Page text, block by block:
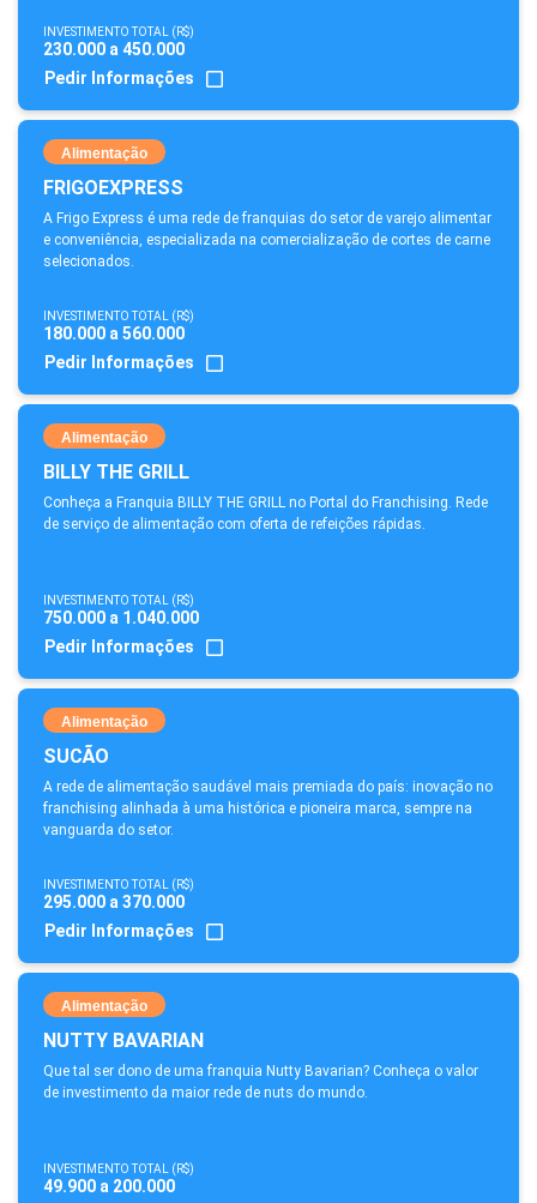
INVESTIMENTO TOTAL (R$)
230.000 a 450.000
Pedir Informações
Alimentação
FRIGOEXPRESS
A Frigo Express é uma rede de franquias do setor de varejo alimentar
e conveniência, especializada na comercialização de cortes de carne
selecionados.
INVESTIMENTO TOTAL (R$)
180.000 a 560.000
Pedir Informações
Alimentação
BILLY THE GRILL
Conheça a Franquia BILLY THE GRILL no Portal do Franchising. Rede
de serviço de alimentação com oferta de refeições rápidas.
INVESTIMENTO TOTAL (R$)
750.000 a 1.040.000
Pedir Informações
Alimentação
SUCÃO
A rede de alimentação saudável mais premiada do país: inovação no
franchising alinhada à uma histórica e pioneira marca, sempre na
vanguarda do setor.
INVESTIMENTO TOTAL (R$)
295.000 a 370.000
Pedir Informações
Alimentação
NUTTY BAVARIAN
Que tal ser dono de uma franquia Nutty Bavarian? Conheça o valor
de investimento da maior rede de nuts do mundo.
INVESTIMENTO TOTAL (R$)
49.900 a 200.000